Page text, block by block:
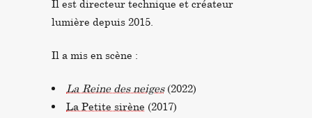
Il est directeur technique et créateur
lumière depuis 2015.
Il a mis en scène :
La Reine des neiges(2022)
La Petite sirène (2017)